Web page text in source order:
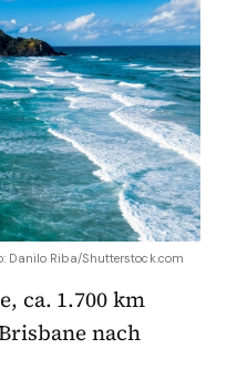
Danilo Riba/Shutterstock.com
ca. 1.700 km
nach